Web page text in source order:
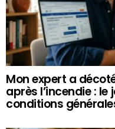
Mon expert a
après l’incendie : le
conditions